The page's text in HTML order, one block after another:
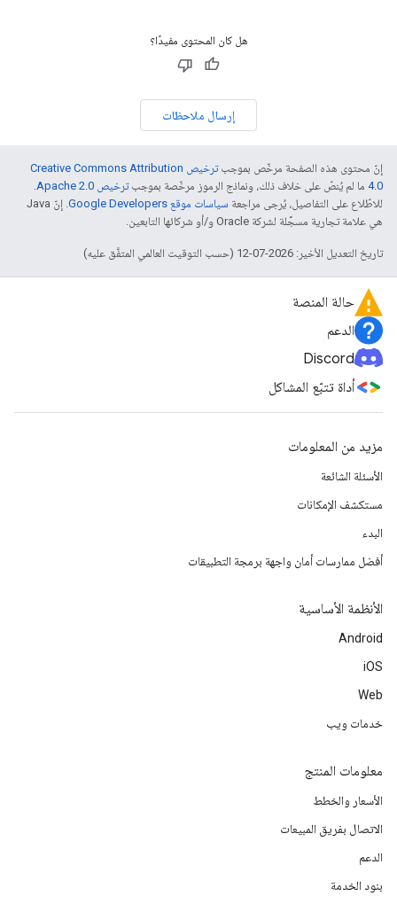
هل كان المحتوى مفيدًا؟
إرسال ملاحظات
إنّ محتوى هذه الصفحة مرخّص بموجب
ترخيص Creative Commons Attribution
4.0‏ ما لم يُنصّ على خلاف ذلك، ونماذج الرموز مرخّصة بموجبترخيص Apache 2.0‏
.
للاطّلاع على التفاصيل، يُرجى مراجعة سياسات موقع Google Developers‏
. إنّ Java
هي علامة تجارية مسجَّلة لشركة Oracle و/أو شركائها التابعين.
تاريخ التعديل الأخير: 2026-07-12 (حسب التوقيت العالمي المتفَّق عليه)
حالة المنصة
الدعم
Discord
أداة تتبّع المشاكل
مزيد من المعلومات
الأسئلة الشائعة
مستكشف الإمكانات
البدء
أفضل ممارسات أمان واجهة برمجة التطبيقات
الأنظمة الأساسية
Android
iOS
Web
خدمات ويب
معلومات المنتج
الأسعار والخطط
الاتصال بفريق المبيعات
الدعم
بنود الخدمة